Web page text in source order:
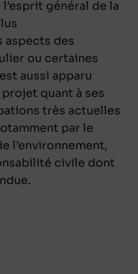
général de la
aspects des
ou certaines
aussi apparu
quant à ses
très actuelles
par le
l’environnement,
civile dont